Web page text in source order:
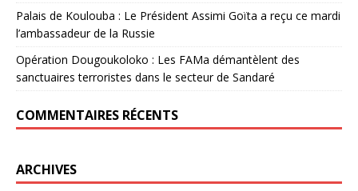
Palais de Koulouba : Le Président Assimi Goïta a reçu ce mardi
l’ambassadeur de la Russie
Opération Dougoukoloko : Les FAMa démantèlent des
sanctuaires terroristes dans le secteur de Sandaré
COMMENTAIRES RÉCENTS
ARCHIVES